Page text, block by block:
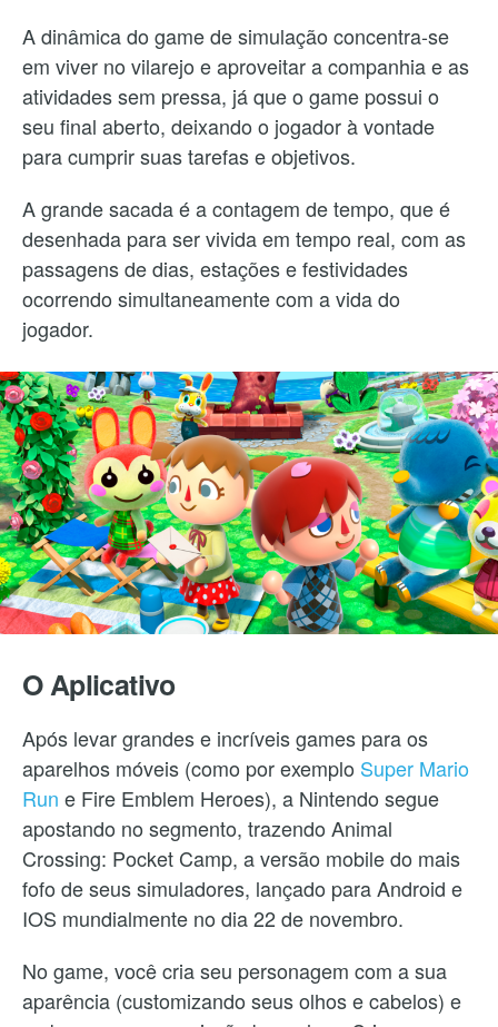
A dinâmica do game de simulação concentra-se
em viver no vilarejo e aproveitar a companhia e as
atividades sem pressa, já que o game possui o
seu final aberto, deixando o jogador à vontade
para cumprir suas tarefas e objetivos.
A grande sacada é a contagem de tempo, que é
desenhada para ser vivida em tempo real, com as
passagens de dias, estações e festividades
ocorrendo simultaneamente com a vida do
jogador.
O Aplicativo
Após levar grandes e incríveis games para os
aparelhos móveis (como por exemplo Super Mario
Run e Fire Emblem Heroes), a Nintendo segue
apostando no segmento, trazendo Animal
Crossing: Pocket Camp, a versão mobile do mais
fofo de seus simuladores, lançado para Android e
IOS mundialmente no dia 22 de novembro.
No game, você cria seu personagem com a sua
aparência (customizando seus olhos e cabelos) e